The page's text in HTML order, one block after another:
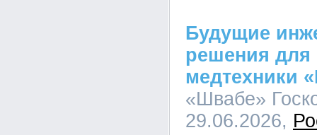
Будущие
решения для
медтехники
«Швабе»
29.06.2026,